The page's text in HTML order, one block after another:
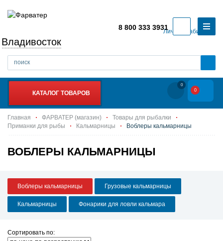
Личный кабинет
Владивосток
8 800 333 3931
КАТАЛОГ ТОВАРОВ
0
0
Главная ФАРВАТЕР (магазин)
Товары для рыбалки
Приманки для рыбы
Кальмарницы Воблеры кальмарницы
ВОБЛЕРЫ КАЛЬМАРНИЦЫ
Воблеры кальмарницы Грузовые кальмарницы
Кальмарницы Фонарики для ловли кальмара
Сортировать по: